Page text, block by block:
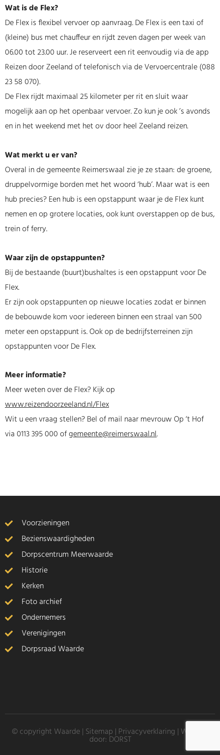
Wat is de Flex?
De Flex is flexibel vervoer op aanvraag. De Flex is een taxi of
(kleine) bus met chauffeur en rijdt zeven dagen per week van
06.00 tot 23.00 uur. Je reserveert een rit eenvoudig via de app
Reizen door Zeeland of telefonisch via de Vervoercentrale (088
23 58 070).
De Flex rijdt maximaal 25 kilometer per rit en sluit waar
mogelijk aan op het openbaar vervoer. Zo kun je ook ’s avonds
en in het weekend met het ov door heel Zeeland reizen.
Wat merkt u er van?
Overal in de gemeente Reimerswaal zie je ze staan: de groene,
druppelvormige borden met het woord ‘hub’. Maar wat is een
hub precies? Een hub is een opstappunt waar je de Flex kunt
nemen en op grotere locaties, ook kunt overstappen op de bus,
trein of ferry.
Waar zijn de opstappunten?
Bij de bestaande (buurt)bushaltes is een opstappunt voor De
Flex.
Er zijn ook opstappunten op nieuwe locaties zodat er binnen
de bebouwde kom voor iedereen binnen een straal van 500
meter een opstappunt is. Ook op de bedrijfsterreinen zijn
opstappunten voor De Flex.
Meer informatie?
Meer weten over de Flex? Kijk op
www.reizendoorzeeland.nl/Flex
Wit u een vraag stellen? Bel of mail naar mevrouw Op ‘t Hof
via 0113 395 000 of gemeente@reimerswaal.nl.
Voorzieningen
Bezienswaardigheden
Dorpscentrum Meerwaarde
Historie
Kerken
Foto archief
Ondernemers
Verenigingen
Dorpsraad Waarde
© copyright Waarde | Sitemap Privacyverklaring | Website
door: DORST